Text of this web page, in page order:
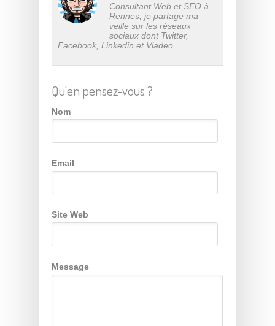
Consultant Web et SEO à
Rennes , je partage ma
veille sur les réseaux
sociaux dont Twitter,
Facebook Linkedin et Viadeo
Qu'en pensez-vous ?
Nom
Email
Site Web
Message